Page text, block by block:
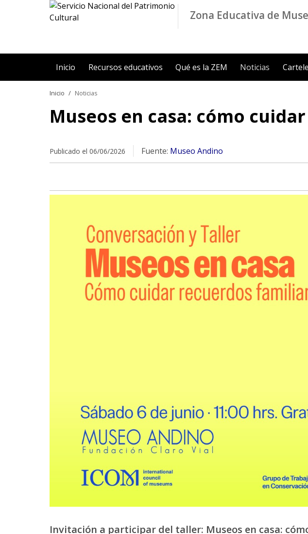
Contenido principal
Zona Educativa de
Inicio Recursos educativos Qué es la ZEM Noticias
Inicio Noticias
Museos en casa: cómo
Publicado el 06/06/2026 Fuente: Museo Andino
Invitación a participar del taller: Museos en casa: